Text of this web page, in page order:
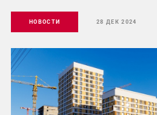
НОВОСТИ 28 ДЕК 2024